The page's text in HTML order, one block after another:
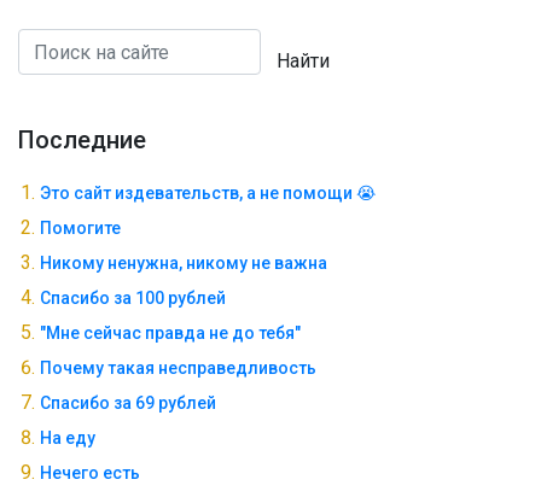
Найти
Последние
Это сайт издевательств, а не помощи 😭
Помогите
Никому ненужна, никому не важна
Спасибо за 100 рублей
"Мне сейчас правда не до тебя"
Почему такая несправедливость
Спасибо за 69 рублей
На еду
Нечего есть